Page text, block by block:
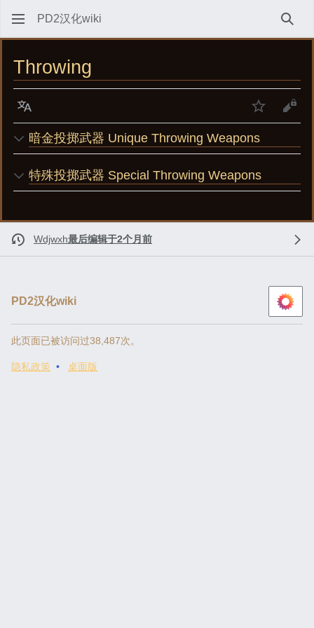
PD2汉化wiki 搜索
Throwing
语言 监视 查看
暗金投掷武器 Unique Throwing Weapons
特殊投掷武器 Special Throwing Weapons
Wdjwxh最后编辑于2个月前
PD2汉化wiki
此页面已被访问过38,487次。
隐私政策 桌面版